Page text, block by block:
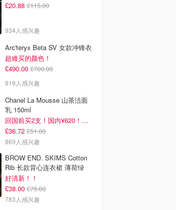
£20.88 £115.00
934人感兴趣
Arc'teryx Beta SV 女款冲锋衣
超难买的颜色！
£490.00 £700.00
919人感兴趣
Chanel La Mousse 山茶洁面
乳 150ml
回国前买2支！国内¥620！立省近一半！
£36.72 £51.00
869人感兴趣
BROW END. SKIMS Cotton
Rib 长款背心连衣裙 薄荷绿
好清新！！
£38.00 £75.00
783人感兴趣